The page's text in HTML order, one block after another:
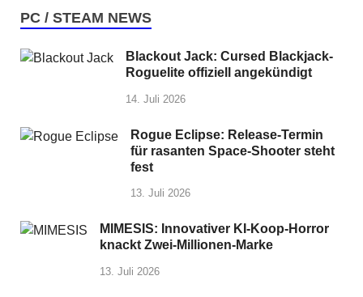
PC / STEAM NEWS
Blackout Jack: Cursed Blackjack-
Roguelite offiziell angekündigt
14. Juli 2026
Rogue Eclipse: Release-Termin
für rasanten Space-Shooter steht
fest
13. Juli 2026
MIMESIS: Innovativer KI-Koop-Horror
knackt Zwei-Millionen-Marke
13. Juli 2026